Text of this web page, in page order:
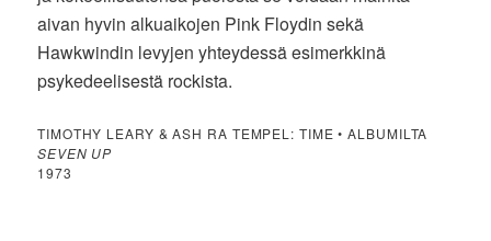
aivan hyvin alkuaikojen Pink Floydin sekä
Hawkwindin levyjen yhteydessä esimerkkinä
psykedeelisestä rockista.
TIMOTHY LEARY & ASH RA TEMPEL: TIME • ALBUMILTA
SEVEN UP
1973